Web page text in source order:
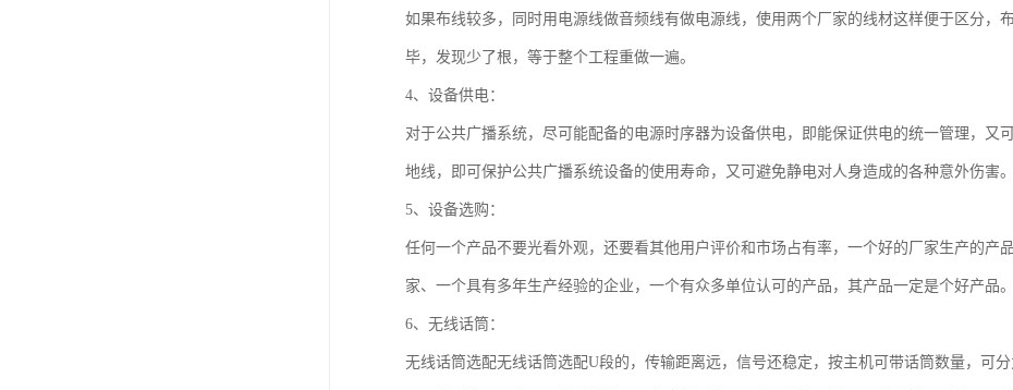
如果布线较多，同时用电源线做音频线有做电源线，使用两个厂家的线材这样便于区分，
毕，发现少了根，等于整个工程重做一遍。
4、设备供电：
对于公共广播系统，尽可能配备的电源时序器为设备供电，即能保证供电的统一管理，又
地线，即可保护公共广播系统设备的使用寿命，又可避免静电对人身造成的各种意外伤害。
5、设备选购：
任何一个产品不要光看外观，还要看其他用户评价和市场占有率，一个好的厂家生产的产
家、一个具有多年生产经验的企业，一个有众多单位认可的产品，其产品一定是个好产品。
6、无线话筒：
无线话筒选配无线话筒选配U段的，传输距离远，信号还稳定，按主机可带话筒数量，可